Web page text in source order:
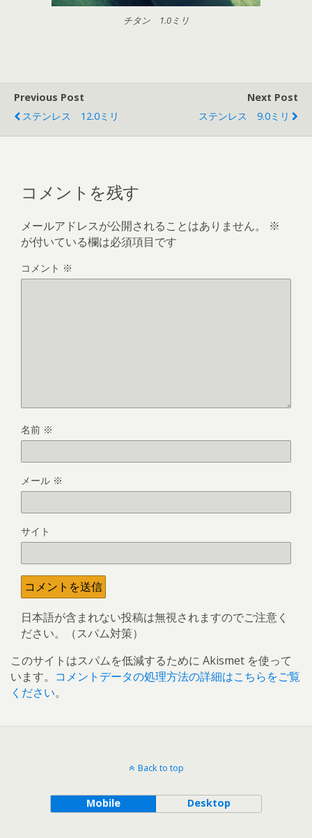
チタン 1.0ミリ
Previous Post
ステンレス 12.0ミリ
Next Post
ステンレス 9.0ミリ
コメントを残す
メールアドレスが公開されることはありません。
※
が付いている欄は必須項目です
コメント ※
名前 ※
メール ※
サイト
日本語が含まれない投稿は無視されますのでご注意く
ださい。（スパム対策）
このサイトはスパムを低減するために Akismet を使って
います。 コメントデータの処理方法の詳細はこちらをご覧
ください。
Back to top
Mobile Desktop